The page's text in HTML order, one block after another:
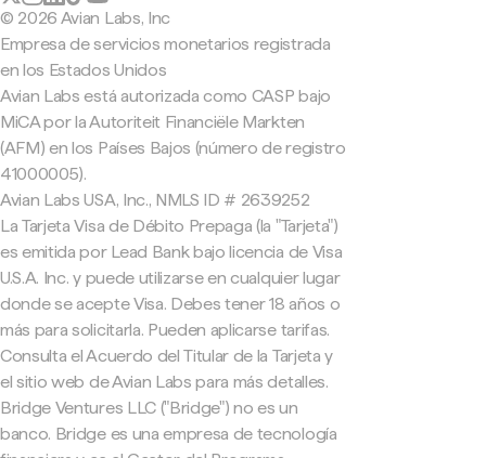
© 2026 Avian Labs, Inc
Empresa de servicios monetarios registrada
en los Estados Unidos
Avian Labs está autorizada como CASP bajo
MiCA por la Autoriteit Financiële Markten
(AFM) en los Países Bajos (número de registro
41000005).
Avian Labs USA, Inc., NMLS ID # 2639252
La Tarjeta Visa de Débito Prepaga (la "Tarjeta")
es emitida por Lead Bank bajo licencia de Visa
U.S.A. Inc. y puede utilizarse en cualquier lugar
donde se acepte Visa. Debes tener 18 años o
más para solicitarla. Pueden aplicarse tarifas.
Consulta el Acuerdo del Titular de la Tarjeta y
el sitio web de Avian Labs para más detalles.
Bridge Ventures LLC ("Bridge") no es un
banco. Bridge es una empresa de tecnología